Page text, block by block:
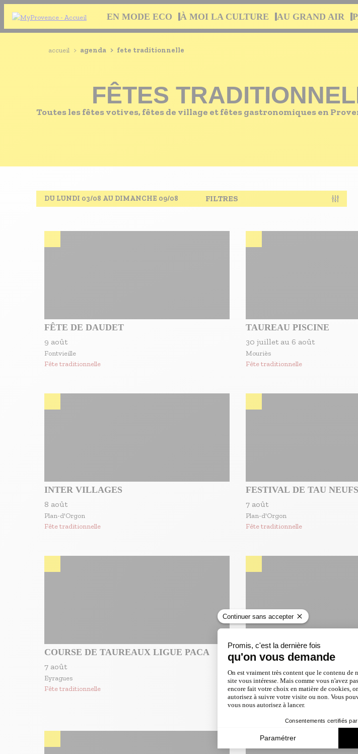
Aller
NavigationEN MODE ECO À MOI LA CULTURE AU GRAND AIR
EN MODE ECO
SOUS TOUTES LES COUTUMES
LES GUIDES TOURISTIQUES
LES OFFRES MYPROVENCE
Fil
accueil > agenda > fete traditionnelle
FÊTES
Toutes les fêtes votives, fêtes de village et fêtes gastronomiques en
DU LUNDI 03/08 AU DIMANCHE 09/08 FILTRES
FÊTE DE DAUDET
9 août
Fontvieille
Fête traditionnelle
TAUREAU PISCINE
30 juillet au 6 août
Mouriès
Fête traditionnelle
INTER VILLAGES
8 août
Plan-d'Orgon
Fête traditionnelle
FESTIVAL DE TAU NEUFS
7 août
Plan-d'Orgon
Fête traditionnelle
COURSE DE TAUREAUX LIGUE PACA
7 août
Eyragues
Fête traditionnelle
SPECTACLE RODÉO US
Saintes-Maries-de-la-Mer
Fête traditionnelle